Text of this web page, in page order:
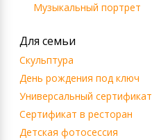
Музыкальный портрет
Для семьи
Скульптура
День рождения под ключ
Универсальный сертификат
Сертификат в ресторан
Детская фотосессия